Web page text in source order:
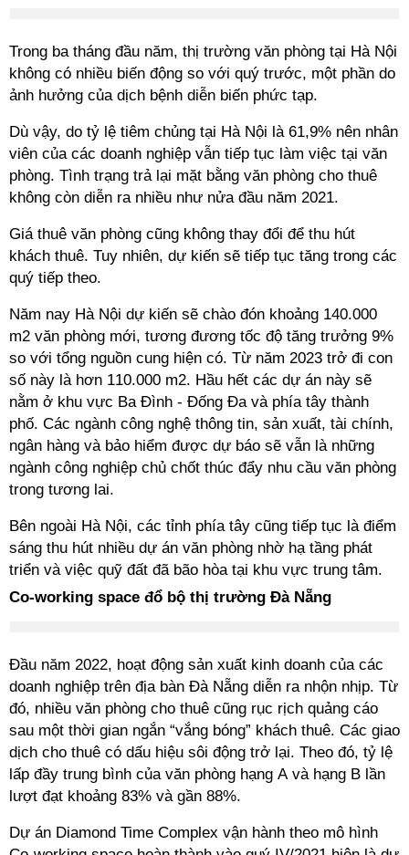
Trong ba tháng đầu năm, thị trường văn phòng tại Hà Nội
không có nhiều biến động so với quý trước, một phần do
ảnh hưởng của dịch bệnh diễn biến phức tạp.
Dù vậy, do tỷ lệ tiêm chủng tại Hà Nội là 61,9% nên nhân
viên của các doanh nghiệp vẫn tiếp tục làm việc tại văn
phòng. Tình trạng trả lại mặt bằng văn phòng cho thuê
không còn diễn ra nhiều như nửa đầu năm 2021.
Giá thuê văn phòng cũng không thay đổi để thu hút
khách thuê. Tuy nhiên, dự kiến sẽ tiếp tục tăng trong các
quý tiếp theo.
Năm nay Hà Nội dự kiến sẽ chào đón khoảng 140.000
m2 văn phòng mới, tương đương tốc độ tăng trưởng 9%
so với tổng nguồn cung hiện có. Từ năm 2023 trở đi con
số này là hơn 110.000 m2. Hầu hết các dự án này sẽ
nằm ở khu vực Ba Đình - Đống Đa và phía tây thành
phố. Các ngành công nghệ thông tin, sản xuất, tài chính,
ngân hàng và bảo hiểm được dự báo sẽ vẫn là những
ngành công nghiệp chủ chốt thúc đẩy nhu cầu văn phòng
trong tương lai.
Bên ngoài Hà Nội, các tỉnh phía tây cũng tiếp tục là điểm
sáng thu hút nhiều dự án văn phòng nhờ hạ tầng phát
triển và việc quỹ đất đã bão hòa tại khu vực trung tâm.
Co-working space đổ bộ thị trường Đà Nẵng
Đầu năm 2022, hoạt động sản xuất kinh doanh của các
doanh nghiệp trên địa bàn Đà Nẵng diễn ra nhộn nhịp. Từ
đó, nhiều văn phòng cho thuê cũng rục rịch quảng cáo
sau một thời gian ngắn “vắng bóng” khách thuê. Các giao
dịch cho thuê có dấu hiệu sôi động trở lại. Theo đó, tỷ lệ
lấp đầy trung bình của văn phòng hạng A và hạng B lần
lượt đạt khoảng 83% và gần 88%.
Dự án Diamond Time Complex vận hành theo mô hình